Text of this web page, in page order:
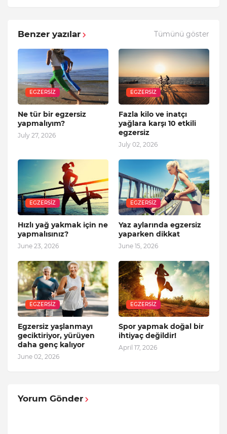
Benzer yazılar Tümünü göster
EGZERSIZ
Ne tür bir egzersiz
yapmalıyım?
July 27, 2026
EGZERSIZ
Fazla kilo ve inatçı
yağlara karşı 10 etkili
egzersiz
July 02, 2026
EGZERSIZ
Hızlı yağ yakmak için ne
yapmalısınız?
June 23, 2026
EGZERSIZ
Yaz aylarında egzersiz
yaparken dikkat
June 15, 2026
EGZERSIZ
Egzersiz yaşlanmayı
geciktiriyor, yürüyen
daha genç kalıyor
June 02, 2026
EGZERSIZ
Spor yapmak doğal bir
ihtiyaç değildir!
April 17, 2026
Yorum Gönder